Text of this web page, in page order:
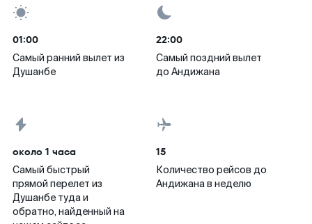
01:00
Самый ранний вылет из
Душанбе
22:00
Самый поздний вылет
до Андижана
около 1 часа
Самый быстрый
прямой перелет из
Душанбе туда и
обратно, найденный на
15
Количество рейсов до
Андижана в неделю